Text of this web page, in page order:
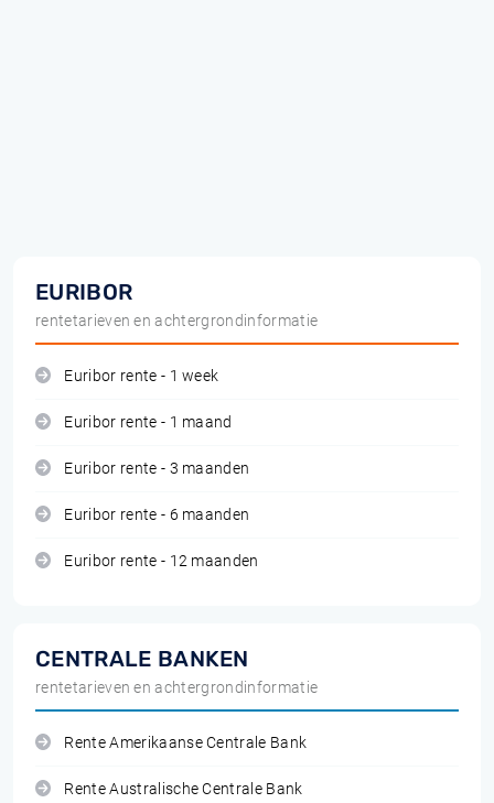
EURIBOR
rentetarieven en achtergrondinformatie
Euribor rente - 1 week
Euribor rente - 1 maand
Euribor rente - 3 maanden
Euribor rente - 6 maanden
Euribor rente - 12 maanden
CENTRALE BANKEN
rentetarieven en achtergrondinformatie
Rente Amerikaanse Centrale Bank
Rente Australische Centrale Bank